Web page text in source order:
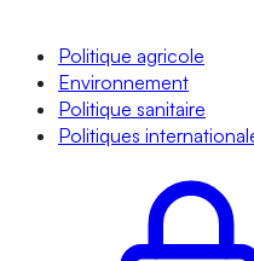
Politique agricole
Environnement
Politique sanitaire
Politiques